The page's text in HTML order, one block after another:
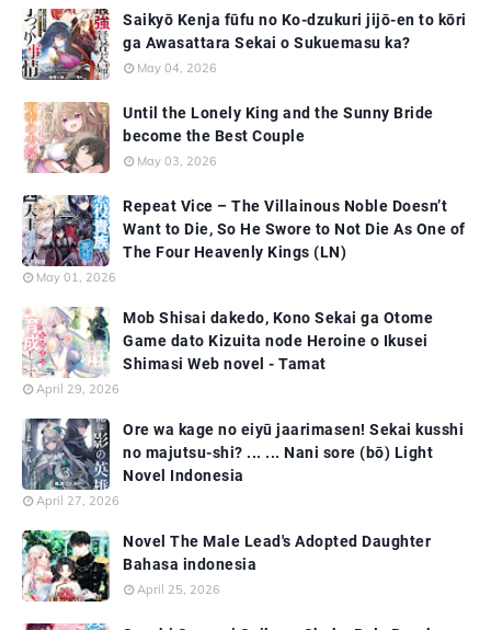
Saikyō Kenja fūfu no Ko-dzukuri jijō-en to kōri
ga Awasattara Sekai o Sukuemasu ka?
May 04, 2026
Until the Lonely King and the Sunny Bride
become the Best Couple
May 03, 2026
Repeat Vice – The Villainous Noble Doesn’t
Want to Die, So He Swore to Not Die As One of
The Four Heavenly Kings (LN)
May 01, 2026
Mob Shisai dakedo, Kono Sekai ga Otome
Game dato Kizuita node Heroine o Ikusei
Shimasi Web novel - Tamat
April 29, 2026
Ore wa kage no eiyū jaarimasen! Sekai kusshi
no majutsu-shi? ... ... Nani sore (bō) Light
Novel Indonesia
April 27, 2026
Novel The Male Lead's Adopted Daughter
Bahasa indonesia
April 25, 2026